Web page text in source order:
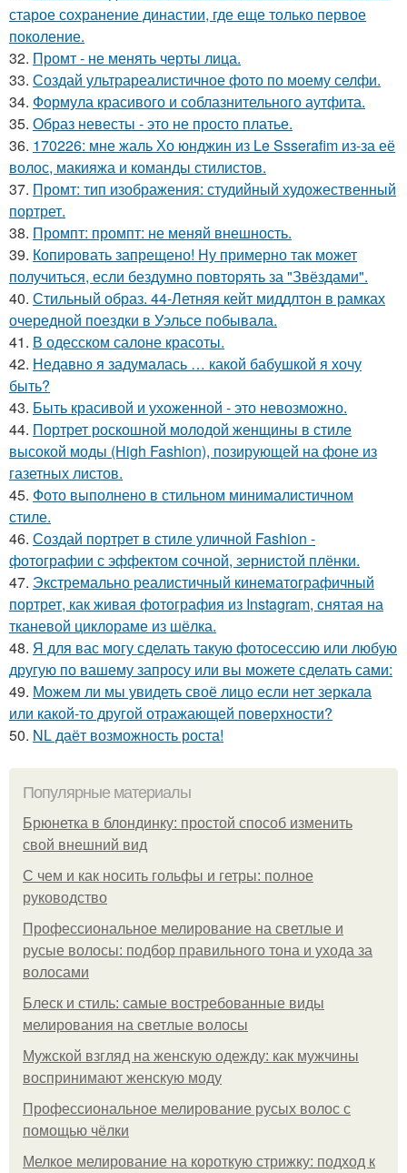
старое сохранение династии, где еще только первое
поколение.
32. Промт - не менять черты лица.
33. Создай ультрареалистичное фото по моему селфи.
34. Формула красивого и соблазнительного аутфита.
35. Образ невесты - это не просто платье.
36. 170226: мне жаль Хо юнджин из Le Ssserafim из-за её
волос, макияжа и команды стилистов.
37. Промт: тип изображения: студийный художественный
портрет.
38. Промпт: промпт: не меняй внешность.
39. Копировать запрещено! Ну примерно так может
получиться, если бездумно повторять за "Звёздами".
40. Стильный образ. 44-Летняя кейт миддлтон в рамках
очередной поездки в Уэльсе побывала.
41. В одесском салоне красоты.
42. Недавно я задумалась … какой бабушкой я хочу
быть?
43. Быть красивой и ухоженной - это невозможно.
44. Портрет роскошной молодой женщины в стиле
высокой моды (High Fashion), позирующей на фоне из
газетных листов.
45. Фото выполнено в стильном минималистичном
стиле.
46. Создай портрет в стиле уличной Fashion -
фотографии с эффектом сочной, зернистой плёнки.
47. Экстремально реалистичный кинематографичный
портрет, как живая фотография из Instagram, снятая на
тканевой циклораме из шёлка.
48. Я для вас могу сделать такую фотосессию или любую
другую по вашему запросу или вы можете сделать сами:
49. Можем ли мы увидеть своё лицо если нет зеркала
или какой-то другой отражающей поверхности?
50. NL даёт возможность роста!
Популярные материалы
Брюнетка в блондинку: простой способ изменить
свой внешний вид
С чем и как носить гольфы и гетры: полное
руководство
Профессиональное мелирование на светлые и
русые волосы: подбор правильного тона и ухода за
волосами
Блеск и стиль: самые востребованные виды
мелирования на светлые волосы
Мужской взгляд на женскую одежду: как мужчины
воспринимают женскую моду
Профессиональное мелирование русых волос с
помощью чёлки
Мелкое мелирование на короткую стрижку: подход к